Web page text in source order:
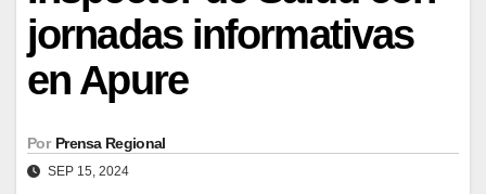
jornadas informativas
en Apure
Por Prensa Regional
SEP 15, 2024